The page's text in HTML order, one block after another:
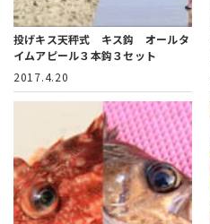
投げキス天秤式 キス鈎 オールタ
イムアピール３本鈎３セット
2017.4.20